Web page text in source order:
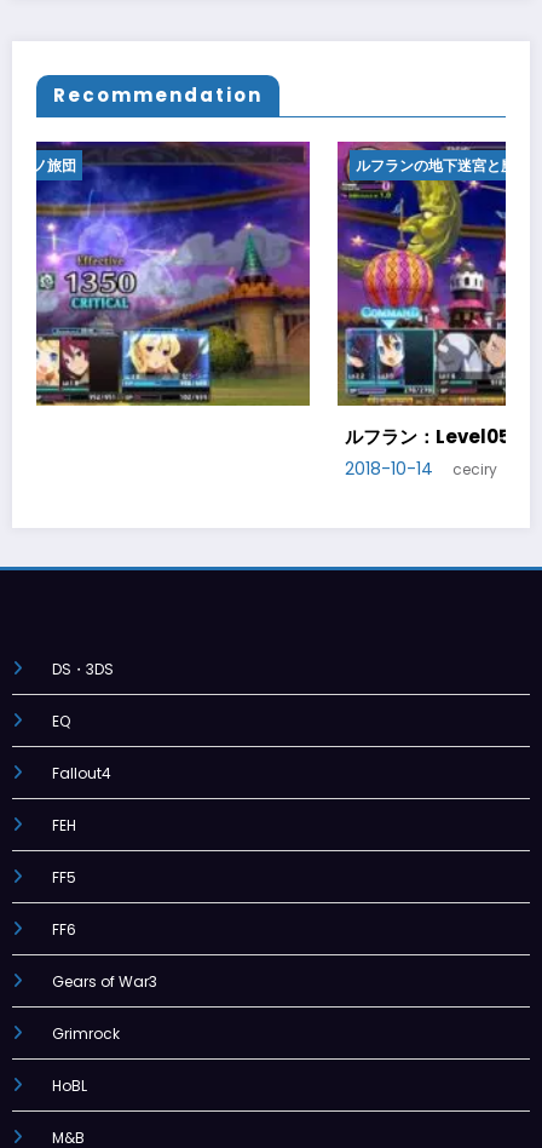
Recommendation
ルフランの地下迷宮と魔女ノ旅団
ルフラン：Level06
ceciry
DS・3DS
EQ
Fallout4
FEH
FF5
FF6
Gears of War3
Grimrock
HoBL
M&B